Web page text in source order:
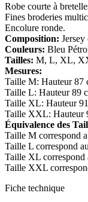
Robe courte à
Fines broderies
Encolure ronde.
Composition: Jersey
Couleurs: Bleu
Tailles: M, L, XL,
Mesures:
Taille M: Hauteur 87
Taille L: Hauteur 89
Taille XL: Hauteur
Taille XXL: Hauteur
Équivalence des
Taille M correspond
Taille L correspond
Taille XL correspond
Taille XXL
Fiche technique